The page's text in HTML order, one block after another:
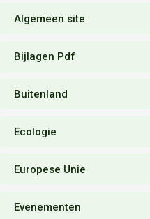
Algemeen site
Bijlagen Pdf
Buitenland
Ecologie
Europese Unie
Evenementen